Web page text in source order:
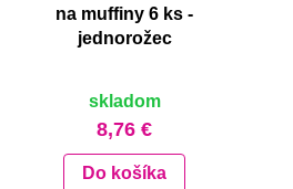
na muffiny 6 ks -
jednorožec
skladom
8,76 €
Do košíka